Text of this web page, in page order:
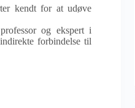
kendt for at udøve
og ekspert i
forbindelse til